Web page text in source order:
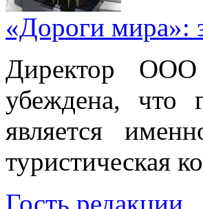
«Дороги мира»:
Директор
убеждена, что
является
туристическая
Гость редакции